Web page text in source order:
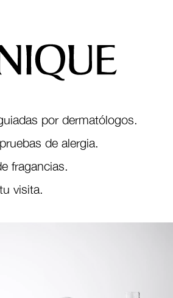
por dermatólogos.
de alergia.
fragancias.
visita.